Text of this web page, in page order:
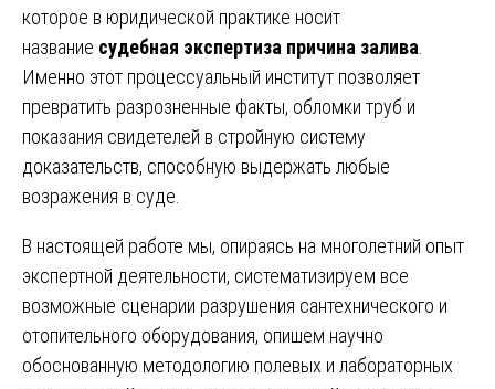
которое в юридической практике носит
название судебная экспертиза причина залива
Именно этот процессуальный институт позволяет
превратить разрозненные факты, обломки труб и
показания свидетелей в стройную систему
доказательств, способную выдержать любые
возражения в суде.
В настоящей работе мы, опираясь на многолетний опыт
экспертной деятельности, систематизируем все
возможные сценарии разрушения сантехнического и
отопительного оборудования, опишем научно
обоснованную методологию полевых и лабораторных